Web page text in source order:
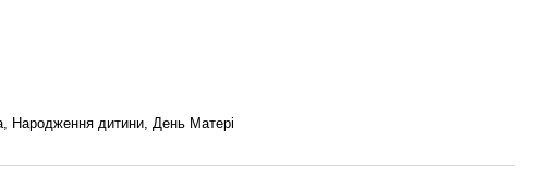
Народження дитини, День Матері